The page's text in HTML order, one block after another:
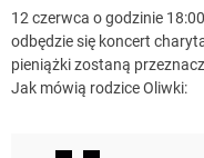
12 czerwca o godzinie
odbędzie się koncert
pieniążki zostaną
Jak mówią rodzice Oliwki: